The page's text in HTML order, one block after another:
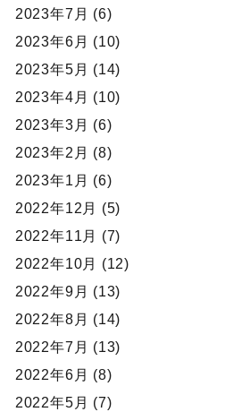
2023年7月 (6)
2023年6月 (10)
2023年5月 (14)
2023年4月 (10)
2023年3月 (6)
2023年2月 (8)
2023年1月 (6)
2022年12月 (5)
2022年11月 (7)
2022年10月 (12)
2022年9月 (13)
2022年8月 (14)
2022年7月 (13)
2022年6月 (8)
2022年5月 (7)